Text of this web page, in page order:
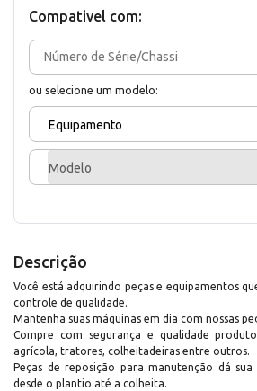
Compativel com:
ou selecione um modelo:
Equipamento
Modelo
Descrição
Você está adquirindo peças e equipamentos
controle de qualidade.
Mantenha suas máquinas em dia com nossas
Compre com segurança e qualidade
agrícola, tratores, colheitadeiras entre outros.
Peças de reposição para manutenção dá
desde o plantio até a colheita.